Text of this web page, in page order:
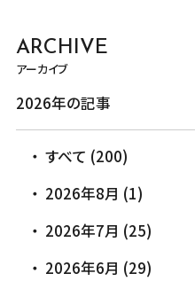
ARCHIVE
アーカイブ
2026年の記事
すべて (200)
2026年8月 (1)
2026年7月 (25)
2026年6月 (29)